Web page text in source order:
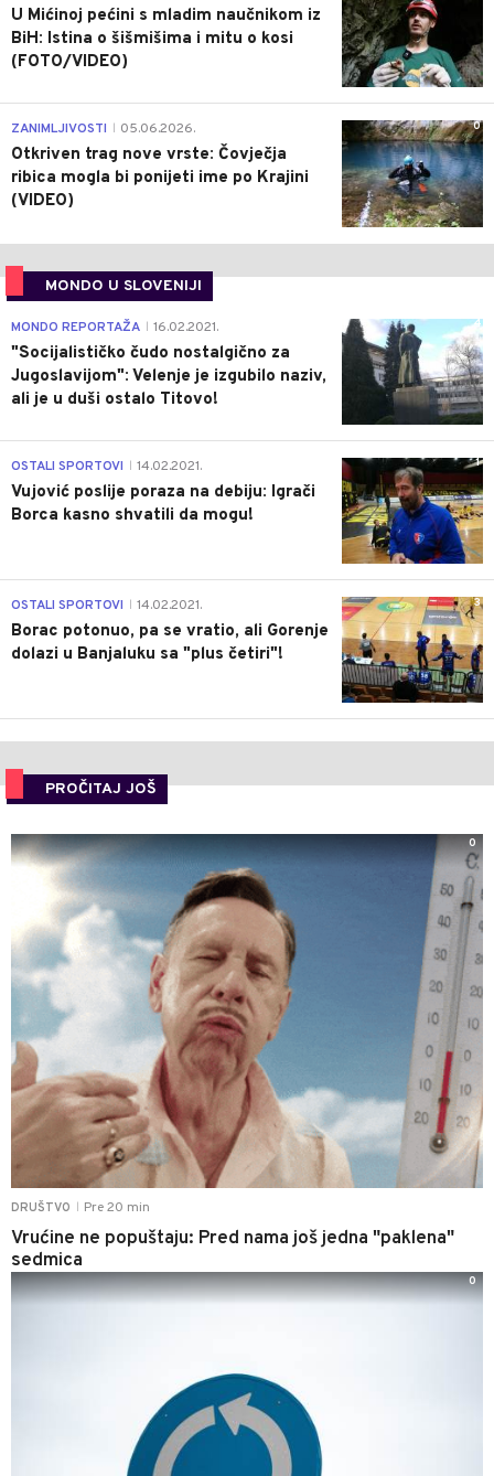
U Mićinoj pećini s mladim naučnikom iz
BiH: Istina o šišmišima i mitu o kosi
(FOTO/VIDEO)
0
ZANIMLJIVOSTI 05.06.2026.
Otkriven trag nove vrste: Čovječja
ribica mogla bi ponijeti ime po Krajini
(VIDEO)
MONDO U SLOVENIJI
4
MONDO REPORTAŽA 16.02.2021.
"Socijalističko čudo nostalgično za
Jugoslavijom": Velenje je izgubilo naziv,
ali je u duši ostalo Titovo!
1
OSTALI SPORTOVI 14.02.2021.
Vujović poslije poraza na debiju: Igrači
Borca kasno shvatili da mogu!
3
OSTALI SPORTOVI 14.02.2021.
Borac potonuo, pa se vratio, ali Gorenje
dolazi u Banjaluku sa "plus četiri"!
PROČITAJ JOŠ
DRUŠTVO Pre 20 min
Vrućine ne popuštaju: Pred nama još jedna "paklena"
sedmica
0
0